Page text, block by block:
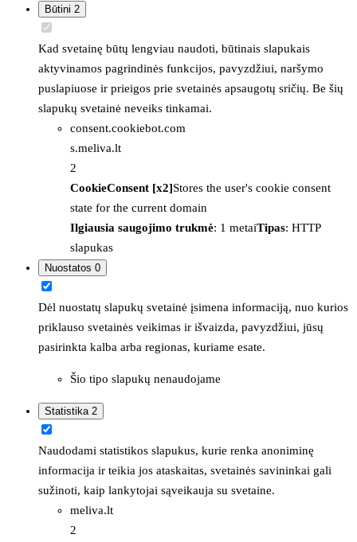
Būtini 2
Kad svetainę būtų lengviau naudoti, būtinais slapukais
aktyvinamos pagrindinės funkcijos, pavyzdžiui, naršymo
puslapiuose ir prieigos prie svetainės apsaugotų sričių. Be šių
slapukų svetainė neveiks tinkamai.
consent.cookiebot.com
s.meliva.lt
2
CookieConsent [x2]Stores the user's cookie consent
state for the current domain
Ilgiausia saugojimo trukmė: 1 metaiTipas: HTTP
slapukas
Nuostatos 0
Dėl nuostatų slapukų svetainė įsimena informaciją, nuo kurios
priklauso svetainės veikimas ir išvaizda, pavyzdžiui, jūsų
pasirinkta kalba arba regionas, kuriame esate.
Šio tipo slapukų nenaudojame
Statistika 2
Naudodami statistikos slapukus, kurie renka anoniminę
informacija ir teikia jos ataskaitas, svetainės savininkai gali
sužinoti, kaip lankytojai sąveikauja su svetaine.
meliva.lt
2